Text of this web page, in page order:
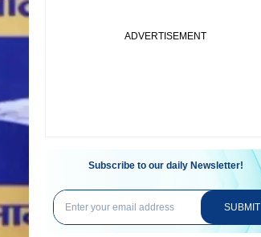
Subscribe to our daily Newsletter!
SUBMIT